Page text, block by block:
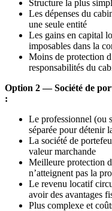
Structure la plus
Les dépenses du
une seule entité
Les gains en capital
imposables dans la
Moins de protection
responsabilités du
Option 2 — Société de
:
Le professionnel (ou
séparée pour détenir
La société de
valeur marchande
Meilleure protection
n’atteignent pas la
Le revenu locatif
avoir des avantages
Plus complexe et